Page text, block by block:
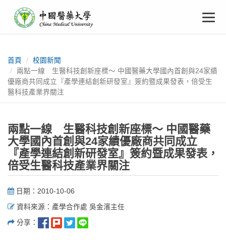
要
中
國
醫
藥
大
學
首頁
校園新聞
兩點一線 生醫科技創新座標～ 中國醫藥大學國內首創與24家績
優廠商共同成立『產學連結創新研發室』簽約暨成果發表，倍受生
醫科技產業界關注
兩點一線 生醫科技創新座標～ 中國醫藥
大學國內首創與24家績優廠商共同成立
『產學連結創新研發室』簽約暨成果發表，
倍受生醫科技產業界關注
日期：2010-10-06
資料來源：產學合作處 吳金濱主任
分享：